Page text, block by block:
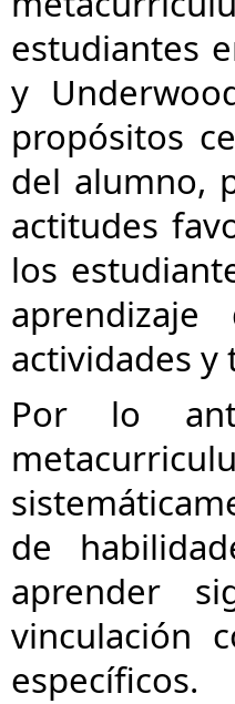
estudiantes
y
propósitos
del alumno,
actitudes
los
actividades y
Por lo
de
aprender
vinculación
específicos.